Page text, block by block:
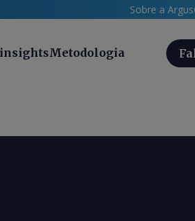
Sobre a Argus
Metodologia